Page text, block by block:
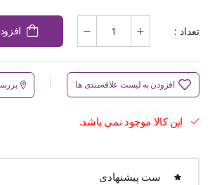
تعداد :
افزودن به لیست علاقه‌مندی ها
این کالا موجود نمی باشد.
ست پیشنهادی